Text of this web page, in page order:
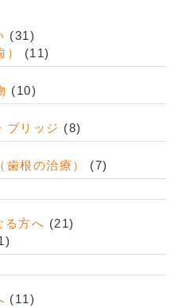
(31)
(11)
(10)
ブリッジ (8)
歯根の治療） (7)
る方へ (21)
(11)